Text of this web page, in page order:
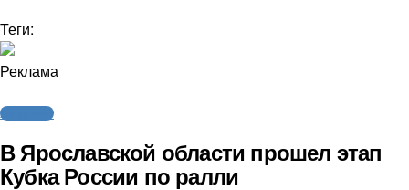
Теги:
Реклама
Автоспорт
В Ярославской области прошел этап
Кубка России по ралли